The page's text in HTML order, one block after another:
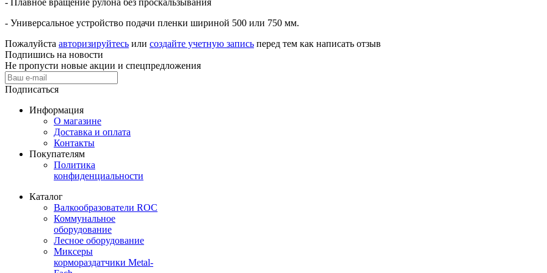
- Универсальное устройство подачи пленки шириной 500 или 750 мм.
Пожалуйста авторизируйтесь или создайте учетную запись перед тем как написать отзыв
Подпишись на новости
Не пропусти новые акции и спецпредложения
Подписаться
Информация
О магазине
Доставка и оплата
Контакты
Покупателям
Политика
конфиденциальности
Каталог
Валкообразователи ROC
Коммунальное
оборудование
Лесное оборудование
Миксеры
кормораздатчики Metal-